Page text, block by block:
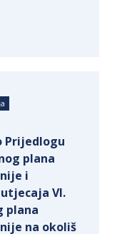
Prijedlogu
plana
i
VI.
plana
na okoliš